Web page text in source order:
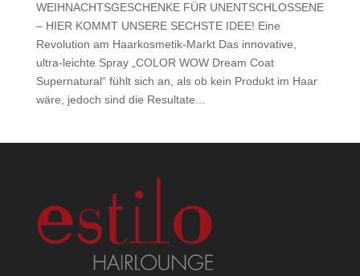
WEIHNACHTSGESCHENKE FÜR UNENTSCHLOSSENE
– HIER KOMMT UNSERE SECHSTE IDEE! Eine
Revolution am Haarkosmetik-Markt Das innovative,
ultra-leichte Spray „COLOR WOW Dream Coat
Supernatural“ fühlt sich an, als ob kein Produkt im Haar
wäre, jedoch sind die Resultate...